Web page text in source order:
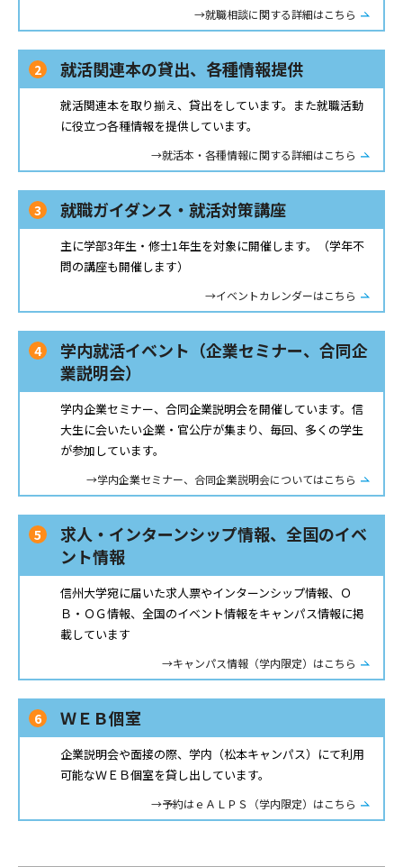
→就職相談に関する詳細はこちら
就活関連本の貸出、各種情報提供
就活関連本を取り揃え、貸出をしています。また就職活動
に役立つ各種情報を提供しています。
→就活本・各種情報に関する詳細はこちら
就職ガイダンス・就活対策講座
主に学部3年生・修士1年生を対象に開催します。（学年不
問の講座も開催します）
→イベントカレンダーはこちら
学内就活イベント（企業セミナー、合同企
業説明会）
学内企業セミナー、合同企業説明会を開催しています。信
大生に会いたい企業・官公庁が集まり、毎回、多くの学生
が参加しています。
→学内企業セミナー、合同企業説明会についてはこちら
求人・インターンシップ情報、全国のイベ
ント情報
信州大学宛に届いた求人票やインターンシップ情報、Ｏ
Ｂ・ＯＧ情報、全国のイベント情報をキャンパス情報に掲
載しています
→キャンパス情報（学内限定）はこちら
ＷＥＢ個室
企業説明会や面接の際、学内（松本キャンパス）にて利用
可能なＷＥＢ個室を貸し出しています。
→予約はｅＡＬＰＳ（学内限定）はこちら